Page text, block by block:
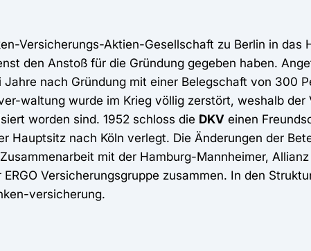
Versicherungs-Aktien-Gesellschaft zu Berlin in das
den Anstoß für die Gründung gegeben haben.
nach Gründung mit einer Belegschaft von 300
waltung wurde im Krieg völlig zerstört, weshalb der
worden sind. 1952 schloss die DKV einen
Hauptsitz nach Köln verlegt. Die Änderungen der
mit der Hamburg-Mannheimer,
Versicherungsgruppe zusammen. In den
versicherung.